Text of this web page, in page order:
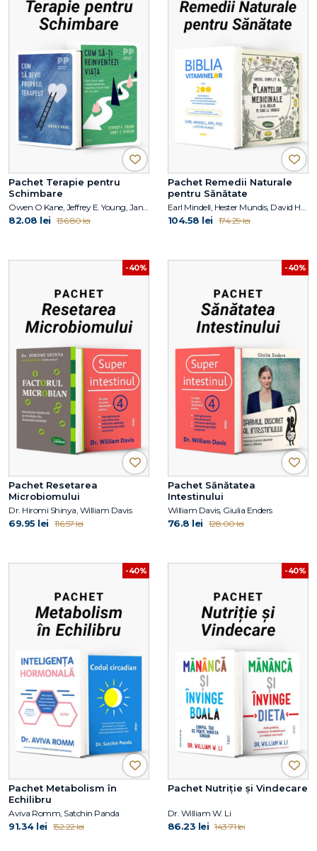
Pachet Terapie pentru
Schimbare
82.08 lei 136.80 lei
Pachet Remedii Naturale
pentru Sănătate
104.58 lei 174.29 lei
-40%
Pachet Resetarea
Microbiomului
Dr. Hiromi Shinya, William Davis
69.95 lei 116.57 lei
-40%
Pachet Sănătatea
Intestinului
William Davis, Giulia Enders
76.8 lei 128.00 lei
-40%
Pachet Metabolism în
Echilibru
Aviva Romm, Satchin Panda
91.34 lei 152.22 lei
-40%
Pachet Nutriție și Vindecare
Dr. William W. Li
86.23 lei 143.71 lei